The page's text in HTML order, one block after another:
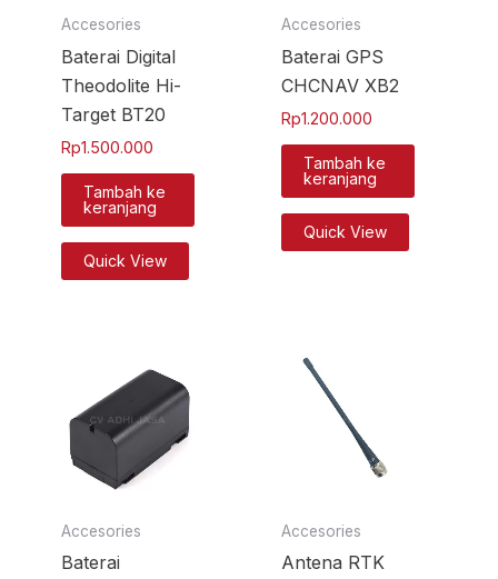
Accesories
Baterai Digital
Theodolite Hi-
Target BT20
Rp1.500.000
Tambah ke
keranjang
Quick View
Accesories
Baterai GPS
CHCNAV XB2
Rp1.200.000
Tambah ke
keranjang
Quick View
Accesories
Baterai
Accesories
Antena RTK